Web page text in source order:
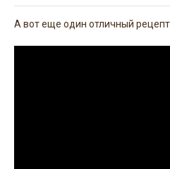
А вот еще один отличный рецепт